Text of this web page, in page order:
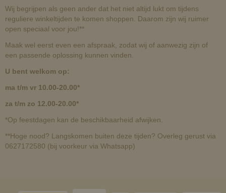
Wij begrijpen als geen ander dat het niet altijd lukt om tijdens
reguliere winkeltijden te komen shoppen. Daarom zijn wij ruimer
open speciaal voor jou!**
Maak wel eerst even een afspraak, zodat wij of aanwezig zijn of
een passende oplossing kunnen vinden.
U bent welkom op:
ma t/m vr 10.00-20.00*
za t/m zo 12.00-20.00*
*Op feestdagen kan de beschikbaarheid afwijken.
**Hoge nood? Langskomen buiten deze tijden? Overleg gerust via
0627172580 (bij voorkeur via Whatsapp)